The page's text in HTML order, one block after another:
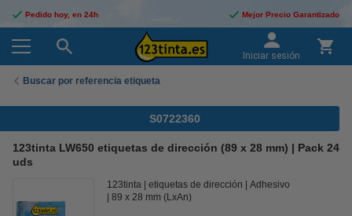
Pedido hoy, en 24h Mejor Precio Garantizado
Iniciar sesión
Buscar por referencia etiqueta
S0722360
123tinta LW650 etiquetas de dirección (89 x 28 mm) | Pack 24
uds
123tinta etiquetas de dirección
Adhesivo
89 x 28 mm (LxAn)